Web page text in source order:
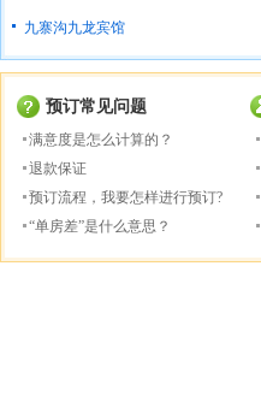
九寨沟九龙宾馆
预订常见问题
满意度是怎么计算的？
退款保证
预订流程，我要怎样进行预订?
“单房差”是什么意思？